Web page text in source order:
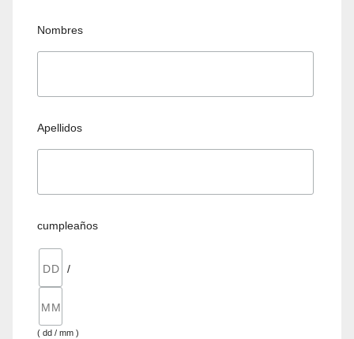
Nombres
Apellidos
cumpleaños
/
( dd / mm )